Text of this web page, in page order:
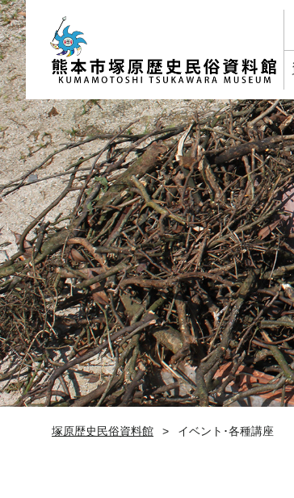
塚原歴史民俗資料館 イベント･各種講座